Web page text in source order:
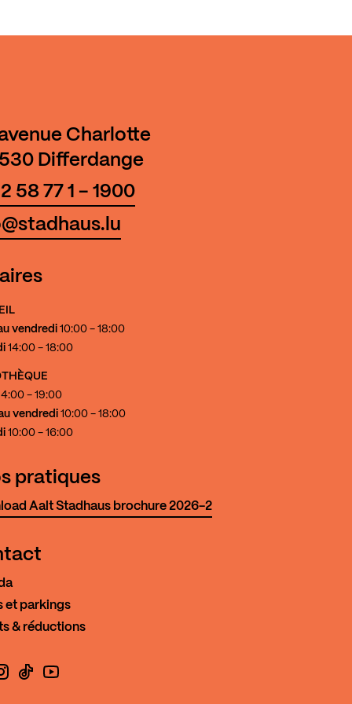
Charlotte
Differdange
58 77 1 - 1900
vendredi 10:00 - 18:00
14:00 - 18:00
- 19:00
vendredi 10:00 - 18:00
10:00 - 16:00
pratiques
Aalt Stadhaus brochure 2026-2
et parkings
& réductions